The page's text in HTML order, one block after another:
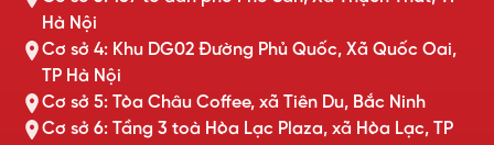
Hà Nội
Cơ sở 4: Khu DG02 Đường Phủ Quốc, Xã Quốc Oai,
TP Hà Nội
Cơ sở 5: Tòa Châu Coffee, xã Tiên Du, Bắc Ninh
Cơ sở 6: Tầng 3 toà Hòa Lạc Plaza, xã Hòa Lạc, TP